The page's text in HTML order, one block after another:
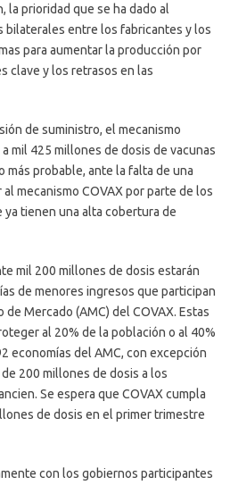
la prioridad que se ha dado al
bilaterales entre los fabricantes y los
para aumentar la producción por
clave y los retrasos en las
de suministro, el mecanismo
mil 425 millones de dosis de vacunas
más probable, ante la falta de una
mecanismo COVAX por parte de los
tienen una alta cobertura de
mil 200 millones de dosis estarán
de menores ingresos que participan
Mercado (AMC) del COVAX. Estas
al 20% de la población o al 40%
economías del AMC, con excepción
200 millones de dosis a los
Se espera que COVAX cumpla
de dosis en el primer trimestre
con los gobiernos participantes